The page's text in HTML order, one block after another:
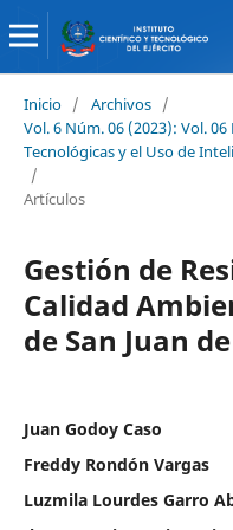
Inicio / Archivos /
Vol. 6 Núm. 06 (2023): Vol.
Tecnológicas y el Uso de
/
Artículos
Gestión de
Calidad
de San Juan
Juan Godoy Caso
Freddy Rondón Vargas
Luzmila Lourdes Garro